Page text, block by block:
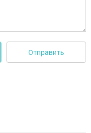
Отправить